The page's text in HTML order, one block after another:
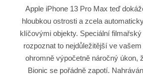
Apple iPhone 13 Pro Max teď
hloubkou ostrosti a zcela
klíčovými objekty. Speciální
rozpoznat to nejdůležitější ve
ohromně výpočetně náročný úkon,
Bionic se pořádně zapotí.